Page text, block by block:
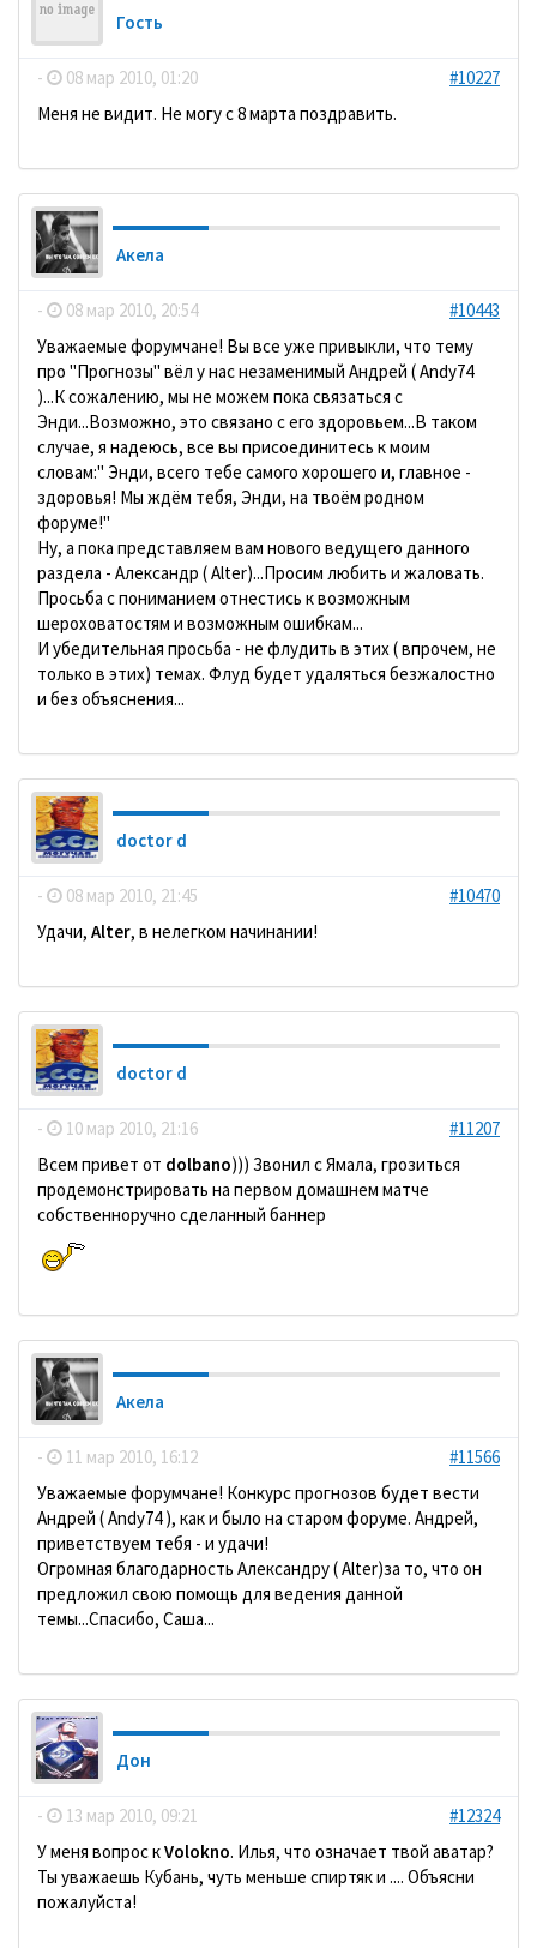
Гость
- 08 мар 2010, 01:20
#10227
Меня не видит. Не могу с 8 марта поздравить.
Акела
- 08 мар 2010, 20:54
#10443
Уважаемые форумчане! Вы все уже привыкли, что тему
про "Прогнозы" вёл у нас незаменимый Андрей ( Andy74
)...К сожалению, мы не можем пока связаться с
Энди...Возможно, это связано с его здоровьем...В таком
случае, я надеюсь, все вы присоединитесь к моим
словам:" Энди, всего тебе самого хорошего и, главное -
здоровья! Мы ждём тебя, Энди, на твоём родном
форуме!"
Ну, а пока представляем вам нового ведущего данного
раздела - Александр ( Alter)...Просим любить и жаловать.
Просьба с пониманием отнестись к возможным
шероховатостям и возможным ошибкам...
И убедительная просьба - не флудить в этих ( впрочем, не
только в этих) темах. Флуд будет удаляться безжалостно
и без объяснения...
doctor d
- 08 мар 2010, 21:45
#10470
Удачи, Alter, в нелегком начинании!
doctor d
- 10 мар 2010, 21:16
#11207
Всем привет от dolbano))) Звонил с Ямала, грозиться
продемонстрировать на первом домашнем матче
собственноручно сделанный баннер
Акела
- 11 мар 2010, 16:12
#11566
Уважаемые форумчане! Конкурс прогнозов будет вести
Андрей ( Andy74 ), как и было на старом форуме. Андрей,
приветствуем тебя - и удачи!
Огромная благодарность Александру ( Alter)за то, что он
предложил свою помощь для ведения данной
темы...Спасибо, Саша...
Дон
- 13 мар 2010, 09:21
#12324
У меня вопрос кVolokno. Илья, что означает твой аватар?
Ты уважаешь Кубань, чуть меньше спиртяк и .... Объясни
пожалуйста!